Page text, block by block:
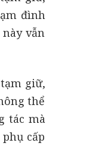
đình
vẫn
giữ,
thể
tác mà
cấp